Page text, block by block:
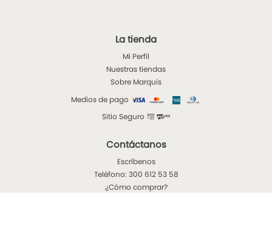
La tienda
Mi Perfil
Nuestras tiendas
Sobre Marquis
Medios de pago
Sitio Seguro
Contáctanos
Escríbenos
Teléfono: 300 612 53 58
¿Cómo comprar?